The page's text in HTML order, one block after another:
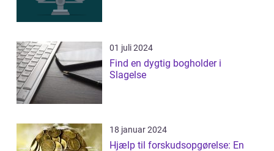
01 juli 2024
Find en dygtig bogholder i
Slagelse
18 januar 2024
Hjælp til forskudsopgørelse: En